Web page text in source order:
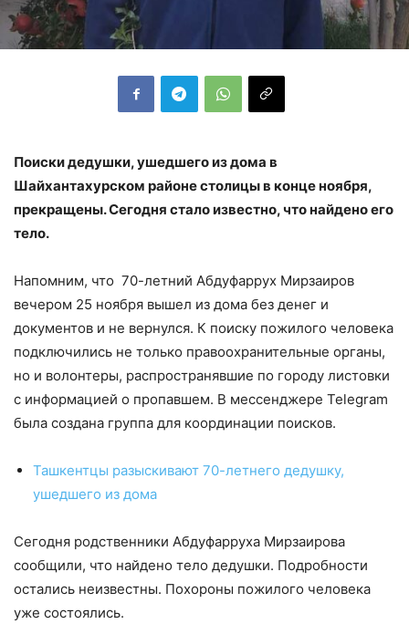
Поиски дедушки, ушедшего из дома в
Шайхантахурском районе столицы в конце ноября,
прекращены. Сегодня стало известно, что найдено его
тело.
Напомним, что 70-летний Абдуфаррух Мирзаиров
вечером 25 ноября вышел из дома без денег и
документов и не вернулся. К поиску пожилого человека
подключились не только правоохранительные органы,
но и волонтеры, распространявшие по городу листовки
с информацией о пропавшем. В мессенджере Telegram
была создана группа для координации поисков.
Ташкентцы разыскивают 70-летнего дедушку,
ушедшего из дома
Сегодня родственники Абдуфарруха Мирзаирова
сообщили, что найдено тело дедушки. Подробности
остались неизвестны. Похороны пожилого человека
уже состоялись.